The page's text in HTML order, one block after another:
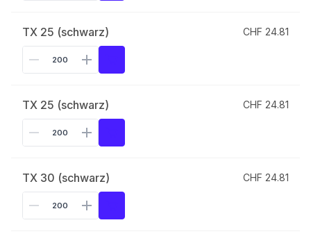
TX 25 (schwarz) CHF 24.81
TX 25 (schwarz) CHF 24.81
TX 30 (schwarz) CHF 24.81